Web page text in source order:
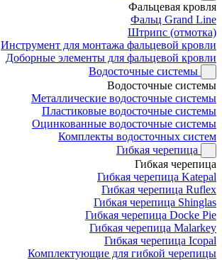
Фальцевая кровля
Фальц Grand Line
Штрипс (отмотка)
Инструмент для монтажа фальцевой кровли
Доборные элементы для фальцевой кровли
Водосточные системы
Водосточные системы
Металлические водосточные системы
Пластиковые водосточные системы
Оцинкованные водосточные системы
Комплекты водосточных систем
Гибкая черепица
Гибкая черепица
Гибкая черепица Katepal
Гибкая черепица Ruflex
Гибкая черепица Shinglas
Гибкая черепица Docke Pie
Гибкая черепица Malarkey
Гибкая черепица Icopal
Комплектующие для гибкой черепицы